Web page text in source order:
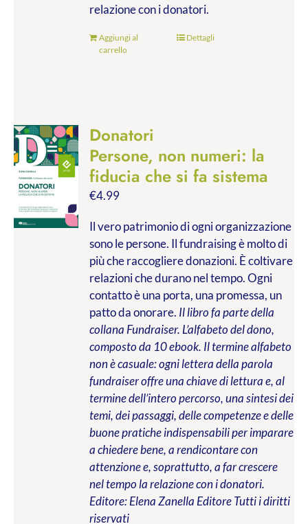
relazione con i donatori.
Aggiungi al
carrello
Dettagli
Donatori
Persone, non numeri: la
fiducia che si fa sistema
€4.99
Il vero patrimonio di ogni organizzazione
sono le persone. Il fundraising è molto di
più che raccogliere donazioni. È coltivare
relazioni che durano nel tempo. Ogni
contatto è una porta, una promessa, un
patto da onorare. Il libro fa parte della
collana Fundraiser. L’alfabeto del dono,
composto da 10 ebook. Il termine alfabeto
non è casuale: ogni lettera della parola
fundraiser offre una chiave di lettura e, al
termine dell’intero percorso, una sintesi dei
temi, dei passaggi, delle competenze e delle
buone pratiche indispensabili per imparare
a chiedere bene, a rendicontare con
attenzione e, soprattutto, a far crescere
nel tempo la relazione con i donatori.
Editore: Elena Zanella EditoreTutti i diritti
riservati